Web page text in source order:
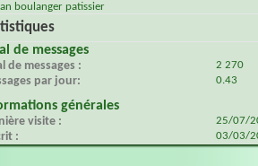
boulanger patissier
de messages
de messages 2 270
par jour 0.43
générales
visite 25/07/
03/03/